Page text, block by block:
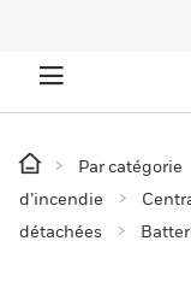
Par catégorie
d’incendie
détachées